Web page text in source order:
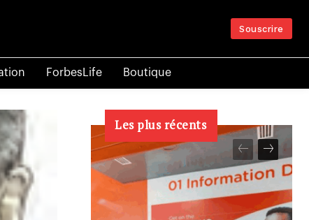
Souscrire
ForbesLife Boutique
Les plus récents